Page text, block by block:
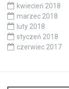
kwiecień 2018
marzec 2018
luty 2018
styczeń 2018
czerwiec 2017